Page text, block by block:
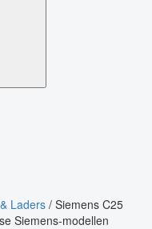
Laders/ Siemens C25
Siemens-modellen